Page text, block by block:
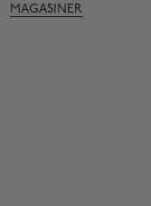
MAGASINER